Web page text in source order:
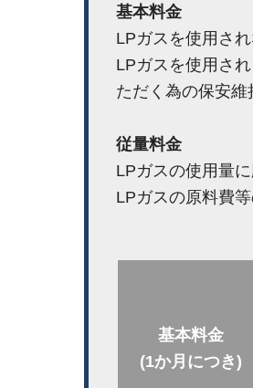
基本料金
LPガスを使用さ
LPガスを使用さ
ただく為の保安維
従量料金
LPガスの使用量
LPガスの原料費
基本料金
(1か月につき)